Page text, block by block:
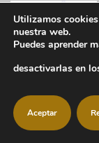
Utilizamos
nuestra web.
Puedes aprender
desactivarlas en
Aceptar